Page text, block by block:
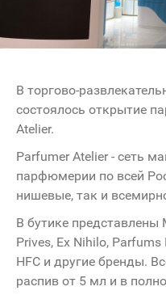
В торгово-
состоялось открытие
Atelier.
Parfumer Atelier - сеть
парфюмерии по всей
нишевые, так и
В бутике представлены
Prives, Ex Nihilo,
HFC и другие бренды.
распив от 5 мл и в